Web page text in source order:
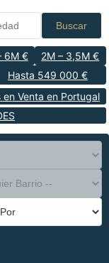
Buscar
6M €
2M – 3,5M €
Hasta 549 000 €
Venta en Portugal
Propiedad --
--
Barrio --
Número --